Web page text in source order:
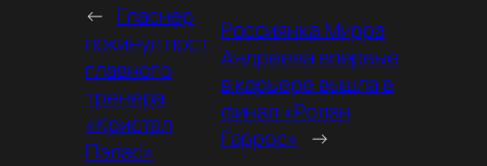
← Гласнер
покинул пост
главного
тренера
«Кристал
Пэлас»
Россиянка Мирра
Андреева впервые
в карьере вышла в
финал «Ролан
Гаррос» →